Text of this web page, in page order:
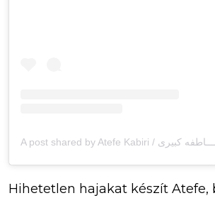
Hihetetlen hajakat készít Atefe,